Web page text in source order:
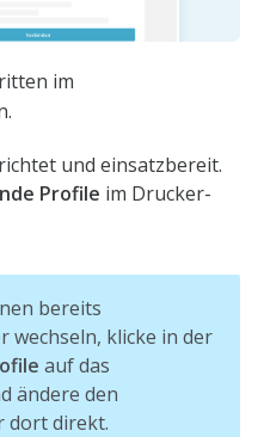
im
und einsatzbereit.
Profile im Drucker-
bereits
wechseln, klicke in der
auf das
ändere den
dort direkt.